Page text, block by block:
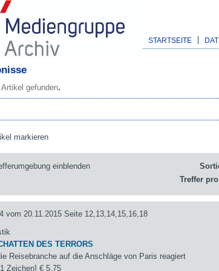
STARTSEITE
Artikel gefunden.
markieren
einblenden
Treffer
vom 20.11.2015 Seite 12,13,14,15,16,18
DES TERRORS
Reisebranche auf die Anschläge von Paris reagiert
Zeichen]€ 5,75